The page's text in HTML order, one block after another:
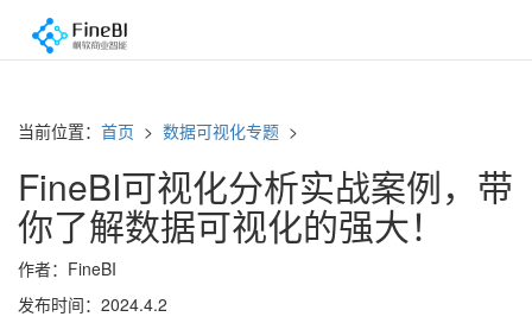
当前位置： 首页 > 数据可视化专题 >
FineBI可视化分析实战案例，带
你了解数据可视化的强大！
作者：FineBI
发布时间：2024.4.2